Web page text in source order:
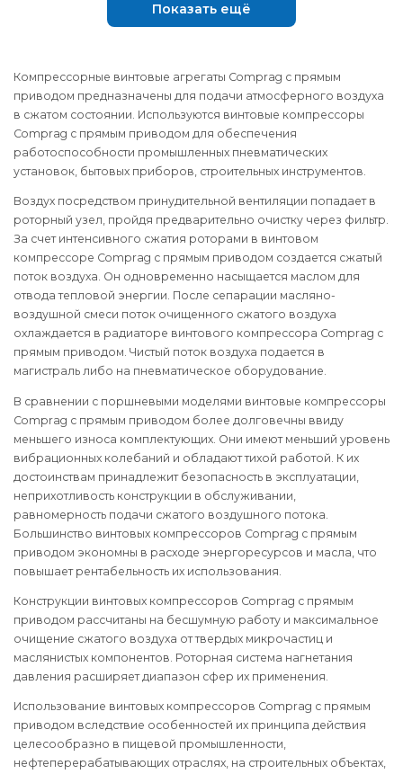
Показать ещё
Компрессорные винтовые агрегаты Comprag с прямым
приводом предназначены для подачи атмосферного воздуха
в сжатом состоянии. Используются винтовые компрессоры
Comprag с прямым приводом для обеспечения
работоспособности промышленных пневматических
установок, бытовых приборов, строительных инструментов.
Воздух посредством принудительной вентиляции попадает в
роторный узел, пройдя предварительно очистку через фильтр.
За счет интенсивного сжатия роторами в винтовом
компрессоре Comprag с прямым приводом создается сжатый
поток воздуха. Он одновременно насыщается маслом для
отвода тепловой энергии. После сепарации масляно-
воздушной смеси поток очищенного сжатого воздуха
охлаждается в радиаторе винтового компрессора Comprag с
прямым приводом. Чистый поток воздуха подается в
магистраль либо на пневматическое оборудование.
В сравнении с поршневыми моделями винтовые компрессоры
Comprag с прямым приводом более долговечны ввиду
меньшего износа комплектующих. Они имеют меньший уровень
вибрационных колебаний и обладают тихой работой. К их
достоинствам принадлежит безопасность в эксплуатации,
неприхотливость конструкции в обслуживании,
равномерность подачи сжатого воздушного потока.
Большинство винтовых компрессоров Comprag с прямым
приводом экономны в расходе энергоресурсов и масла, что
повышает рентабельность их использования.
Конструкции винтовых компрессоров Comprag с прямым
приводом рассчитаны на бесшумную работу и максимальное
очищение сжатого воздуха от твердых микрочастиц и
маслянистых компонентов. Роторная система нагнетания
давления расширяет диапазон сфер их применения.
Использование винтовых компрессоров Comprag с прямым
приводом вследствие особенностей их принципа действия
целесообразно в пищевой промышленности,
нефтеперерабатывающих отраслях, на строительных объектах,